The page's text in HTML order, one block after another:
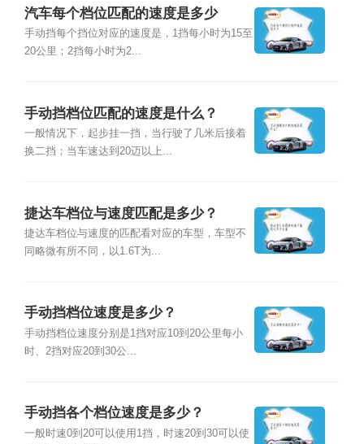
汽车每个档位匹配的速度是多少
手动挡每个挡位对应的速度是，1挡每小时为15至
20公里；2挡每小时为2...
手动挡档位匹配的速度是什么？
一般情况下，起步挂一挡，当行驶了几米后接着
换二挡；当车速达到20迈以上...
捷达车档位与速度匹配是多少？
捷达车档位与速度的匹配看对应的车型，车型不
同略微有所不同，以1.6T为...
手动挡档位速度是多少？
手动挡档位速度分别是1挡对应10到20公里每小
时、2挡对应20到30公...
手动挡各个档位速度是多少？
一般时速0到20可以使用1挡，时速20到30可以使